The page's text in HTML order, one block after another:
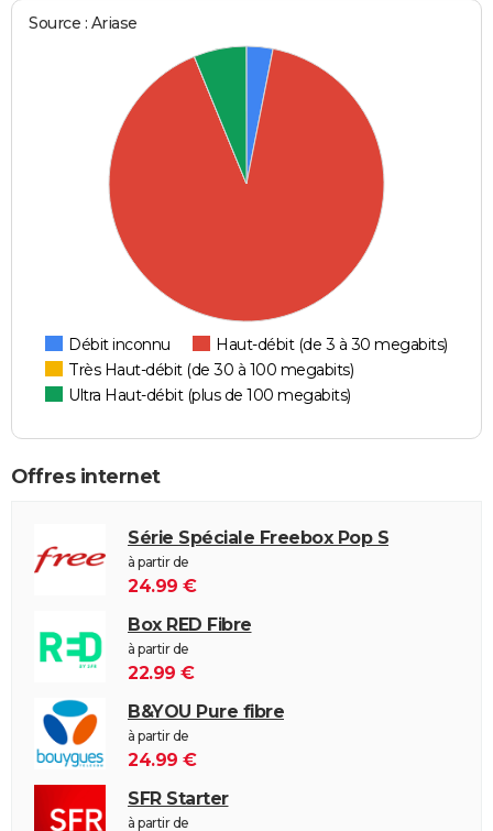
Bricolage
Lifestyle
Culture
Sport
Auto
Television
Voyage
Cinema
Source : Ariase
Débit inconnu
Haut-débit (de 3 à 30 megabits)
Très Haut-débit (de 30 à 100 megabits)
Ultra Haut-débit (plus de 100 megabits)
Offres internet
Série Spéciale Freebox Pop S
à partir de
24.99 €
Box RED Fibre
à partir de
22.99 €
B&YOU Pure fibre
à partir de
24.99 €
SFR Starter
à partir de